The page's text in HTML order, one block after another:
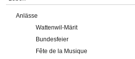
Anlässe
Wattenwil-Märit
Bundesfeier
Fête de la Musique